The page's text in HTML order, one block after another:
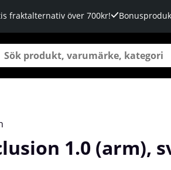
fraktalternativ över 700kr!
1.0 (arm),